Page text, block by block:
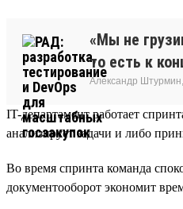
«Мы не
то есть к
Александр
IT-департамент работает
анализирует задачи и либо
Во время спринта команда
документооборот экономит